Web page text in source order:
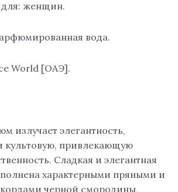
для: женщин.
вода.
World [ОАЭ].
излучает элегантность,
культовую, привлекающую
Сладкая и элегантная
характерными пряными и
черной смородины,